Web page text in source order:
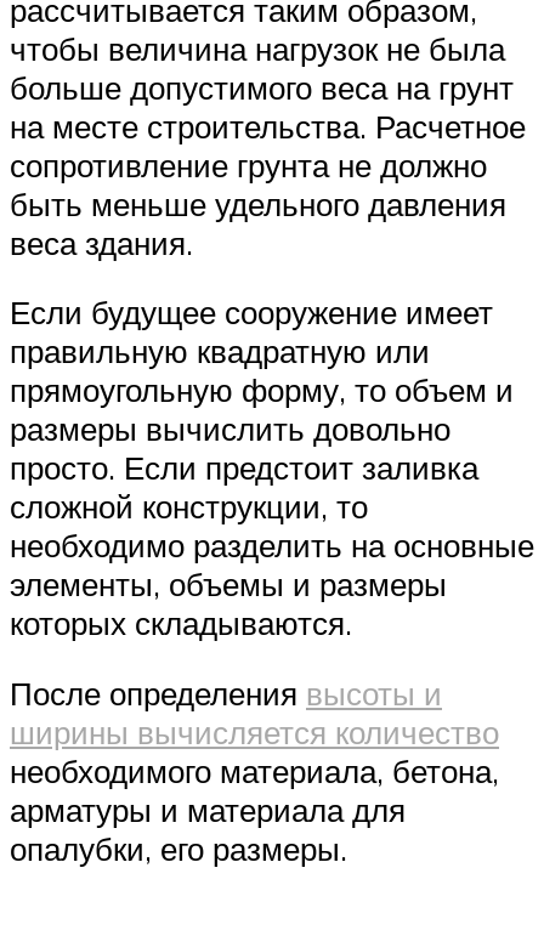
рассчитывается таким образом,
чтобы величина нагрузок не была
больше допустимого веса на грунт
на месте строительства. Расчетное
сопротивление грунта не должно
быть меньше удельного давления
веса здания.
Если будущее сооружение имеет
правильную квадратную или
прямоугольную форму, то объем и
размеры вычислить довольно
просто. Если предстоит заливка
сложной конструкции, то
необходимо разделить на основные
элементы, объемы и размеры
которых складываются.
После определения высоты и
ширины вычисляется количество
необходимого материала, бетона,
арматуры и материала для
опалубки, его размеры.